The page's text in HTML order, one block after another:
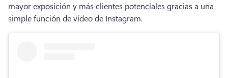
mayor exposición y más clientes potenciales gracias a una
simple función de vídeo de Instagram.